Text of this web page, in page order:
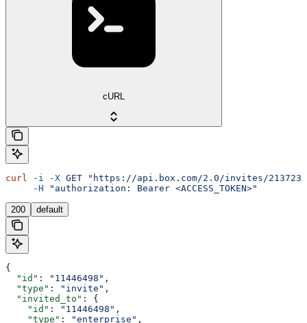
cURL
curl -i -X GET "https://api.box.com/2.0/invites/213723"
     -H
"authorization: Bearer <ACCESS_TOKEN>"
200 default
{
  "id"
: "11446498" ,
  "type"
: "invite" ,
  "invited_to"
: {
    "id"
: "11446498" ,
    "type"
: "enterprise" ,